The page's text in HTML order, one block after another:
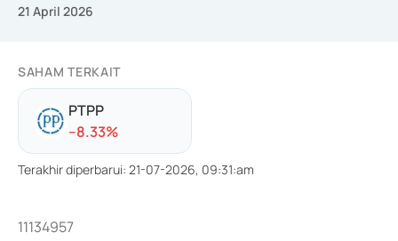
21 April 2026
SAHAM TERKAIT
PTPP
--8.33%
Terakhir diperbarui: 21-07-2026, 09:31:am
11134957